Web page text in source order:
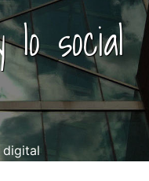
social
digital